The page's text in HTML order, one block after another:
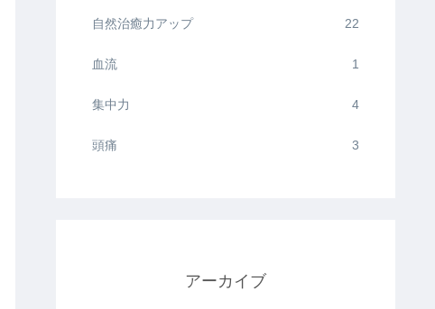
自然治癒力アップ 22
血流 1
集中力 4
頭痛 3
アーカイブ